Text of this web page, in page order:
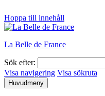
Hoppa till innehåll
La Belle de France
Sök efter:
Visa navigering Visa sökruta
Huvudmeny